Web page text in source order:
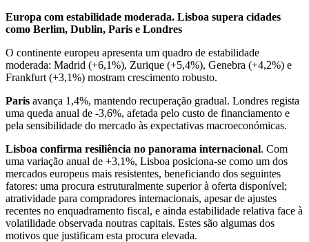
Europa com estabilidade moderada. Lisboa supera cidades
como Berlim, Dublin, Paris e Londres
O continente europeu apresenta um quadro de estabilidade
moderada: Madrid (+6,1%), Zurique (+5,4%), Genebra (+4,2%) e
Frankfurt (+3,1%) mostram crescimento robusto.
Paris avança 1,4%, mantendo recuperação gradual. Londres regista
uma queda anual de -3,6%, afetada pelo custo de financiamento e
pela sensibilidade do mercado às expectativas macroeconómicas.
Lisboa confirma resiliência no panorama internacional. Com
uma variação anual de +3,1%, Lisboa posiciona-se como um dos
mercados europeus mais resistentes, beneficiando dos seguintes
fatores: uma procura estruturalmente superior à oferta disponível;
atratividade para compradores internacionais, apesar de ajustes
recentes no enquadramento fiscal, e ainda estabilidade relativa face à
volatilidade observada noutras capitais. Estes são algumas dos
motivos que justificam esta procura elevada.